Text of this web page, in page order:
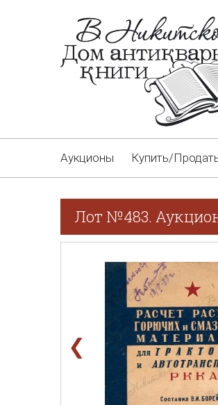
Аукционы Купить/
Лот №483.
❮